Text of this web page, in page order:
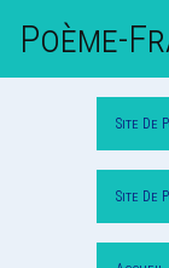
Poème-Fr
Site De
Site De